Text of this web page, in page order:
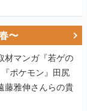
〜
材マンガ『若ゲの
ポケモン』田尻
藤雅伸さんらの貴